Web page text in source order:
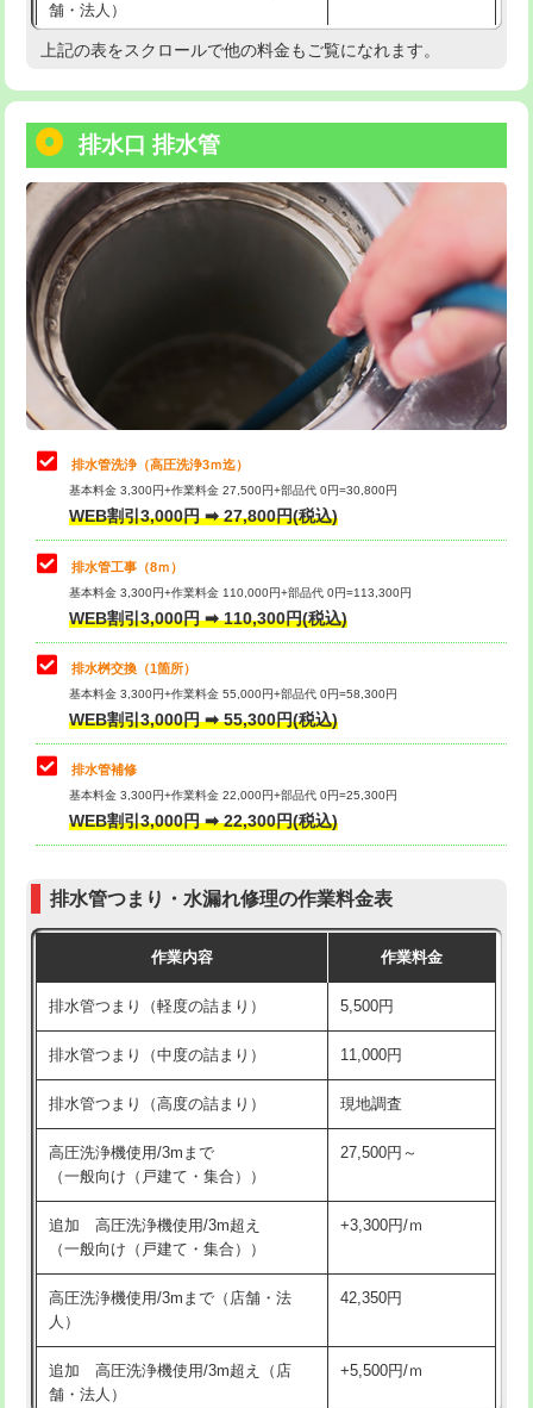
給水管工事※（塩ビ管（VP・HI）使
用/3ｍまで)
用（追加）/3ｍ超え)
給水管工事※（ライニング鋼管・銅
管・ポリ管・HT管使用/3ｍまで)
44,000円
給水管工事※（ライニング鋼管・銅
管・ポリ管・HT管使用/3ｍ超え)
+8,800円
排水管工事（土の掘削・埋め戻し作
業）
11,000円~
排水管工事（排水管工事/3ｍまで） 55,000円
排水管工事（追加 排水管工事/3ｍ超
え）
マス交換（土の掘削・埋め戻し作業）
マス交換（深さ50㎝未満）
マス交換（深さ50㎝以上） 66,000円
コンクリート斫り（厚さ10㎝まで）
コンクリート斫り（厚さ10㎝超え）
モルタル補修（厚さ10㎝まで）
モルタル補修（厚さ10㎝超え）
追加人工 16,500円
現場見積
※給水管工事は20mmまでの価格です。
舗・法人）
高度高圧洗浄換 現地調査
トーラー機使用/3mまで
追加トーラー機使用/3m超え +3,300円
カメラ調査 33,000円
桝清掃 8,800円
止水・漏水調査・防水処理・清掃・修
理・調整・分解・加工など（軽作業）
11,000円
止水・漏水調査・防水処理・清掃・修
理・調整・分解・加工など（中作業）
22,000円
止水・漏水調査・防水処理・清掃・修
理・調整・分解・加工など（重作業）
33,000円
その他部品の脱着
交換・取付（タンク） 22,000円+材料費
交換・取付(単水栓（壁付・デッキ
式）)
交換・取付(混合水栓（壁付・デッキ
式・ワンホール）)
16,500円+材料費
交換・取付(排水栓・排水トラップ
交換・取付（その他部品） 11,000円+材料費
持込商品取付（単水栓） 13,200円
持込商品取付（混合水栓） 16,500円
持込商品取付（浄水器・分岐水栓） 16,500円
給水管工事※（ホール加工) 16,500円
給水管工事※（バンド止め) 3,300円
給水管工事※（支持金具設置)
給水管工事※（保温材使用（バンド止
め込み）)
5,500円
給水管工事※（土の掘削・埋め戻し作
業)
11,000円
給水管工事※（塩ビ管（VP・HI）使
用/3ｍまで)
33,000円
上記の表をスクロールで他の料金もご覧になれます。
排水口 排水管
排水管洗浄（高圧洗浄3ｍ迄）
基本料金 3,300円+作業料金 27,500円+部品代 0円=30,800円
WEB割引3,000円 ➡ 27,800円(税込)
排水管工事（8ｍ）
基本料金 3,300円+作業料金 110,000円+部品代 0円=113,300円
WEB割引3,000円 ➡ 110,300円(税込)
排水桝交換（1箇所）
基本料金 3,300円+作業料金 55,000円+部品代 0円=58,300円
WEB割引3,000円 ➡ 55,300円(税込)
排水管補修
基本料金 3,300円+作業料金 22,000円+部品代 0円=25,300円
WEB割引3,000円 ➡ 22,300円(税込)
排水管つまり・水漏れ修理の作業料金表
作業内容 作業料金
排水管つまり（軽度の詰まり） 5,500円
排水管つまり（中度の詰まり） 11,000円
排水管つまり（高度の詰まり） 現地調査
高圧洗浄機使用/3mまで
（一般向け（戸建て・集合））
27,500円～
追加 高圧洗浄機使用/3m超え
（一般向け（戸建て・集合））
+3,300円/ｍ
高圧洗浄機使用/3mまで（店舗・法
人）
42,350円
追加 高圧洗浄機使用/3m超え（店
舗・法人）
+5,500円/ｍ